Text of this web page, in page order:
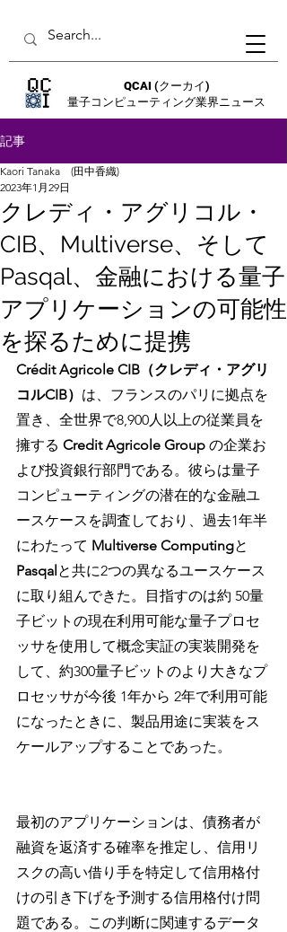
QCAI (クーカイ)
量子コンピューティング業界ニュース
記事
クレディ・アグリコル・
CIB、Multiverse、そして
Pasqal、金融における量子
アプリケーションの可能性
を探るために提携
Kaori Tanaka (田中香織)
2023年1月29日
Crédit Agricole CIB（クレディ・アグリ
コルCIB） は、フランスのパリに拠点を
置き、全世界で8,900人以上の従業員を
擁する Credit Agricole Group の企業お
よび投資銀行部門である。彼らは量子
コンピューティングの潜在的な金融ユ
ースケースを調査しており、過去1年半
にわたって Multiverse Computingと
Pasqalと共に2つの異なるユースケース
に取り組んできた。目指すのは約 50量
子ビットの現在利用可能な量子プロセ
ッサを使用して概念実証の実装開発を
して、約300量子ビットのより大きなプ
ロセッサが今後 1年から 2年で利用可能
になったときに、製品用途に実装をス
ケールアップすることであった。
最初のアプリケーションは、債務者が
融資を返済する確率を推定し、信用リ
スクの高い借り手を特定して信用格付
けの引き下げを予測する信用格付け問
題である。この判断に関連するデータ